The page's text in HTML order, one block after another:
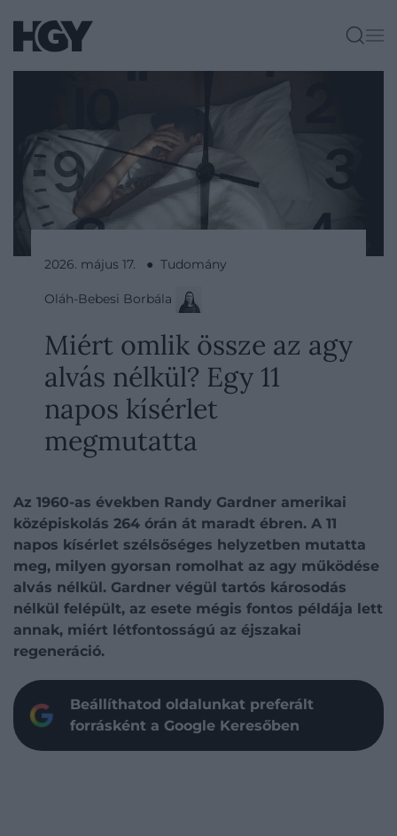
2026. május 17. ● Tudomány
Oláh-Bebesi Borbála
Miért omlik össze az agy
alvás nélkül? Egy 11
napos kísérlet
megmutatta
Az 1960-as években Randy Gardner amerikai
középiskolás 264 órán át maradt ébren. A 11
napos kísérlet szélsőséges helyzetben mutatta
meg, milyen gyorsan romolhat az agy működése
alvás nélkül. Gardner végül tartós károsodás
nélkül felépült, az esete mégis fontos példája lett
annak, miért létfontosságú az éjszakai
regeneráció.
Beállíthatod oldalunkat preferált
forrásként a Google Keresőben